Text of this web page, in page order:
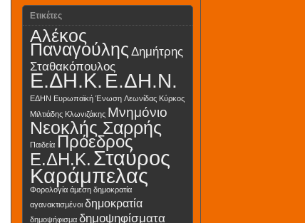
Ετικέτες
Αλέκος
Παναγούλης Δημήτρης
Σταθακόπουλος
Ε.ΔΗ.Κ. Ε.ΔΗ.Ν.
ΕΔΗΝ Ευρωπαϊκή Ένωση Λεωνίδας Κύρκος
Μιλτιάδης Κλωνιζάκης Μνημόνιο
Νεοκλής Σαρρής
Παιδεία Πρόεδρος
Ε.ΔΗ.Κ. Σταύρος
Καράμπελας
Φορολογία άμεση δημοκρατία
αγανακτισμένοι δημοκρατία
δημοψήφισμα δημοψηφίσματα